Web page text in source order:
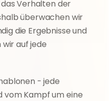
Verhalten der
überwachen wir
die Ergebnisse und
auf jede
- jede
vom Kampf um eine